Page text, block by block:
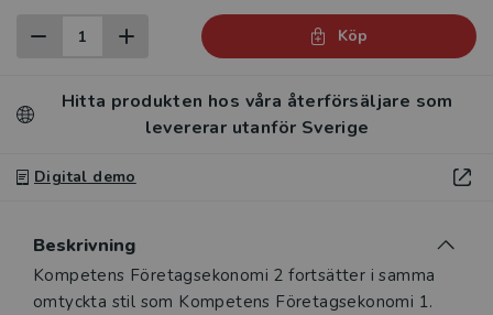
Köp
Hitta produkten hos våra återförsäljare som
levererar utanför Sverige
Digital demo
Beskrivning
Beskrivning
Kompetens Företagsekonomi 2 fortsätter i samma
omtyckta stil som Kompetens Företagsekonomi 1.